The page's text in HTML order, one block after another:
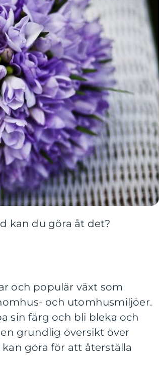
kan du göra åt det?
och populär växt som
och utomhusmiljöer.
sin färg och bli bleka och
grundlig översikt över
göra för att återställa